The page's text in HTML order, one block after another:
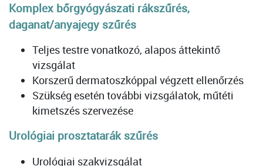
Komplex bőrgyógyászati rákszűrés,
daganat/anyajegy szűrés
Teljes testre vonatkozó, alapos áttekintő
vizsgálat
Korszerű dermatoszkóppal végzett ellenőrzés
Szükség esetén további vizsgálatok, műtéti
kimetszés szervezése
Urológiai prosztatarák szűrés
Urológiai szakvizsgálat